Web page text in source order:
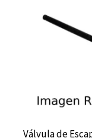
Válvula de